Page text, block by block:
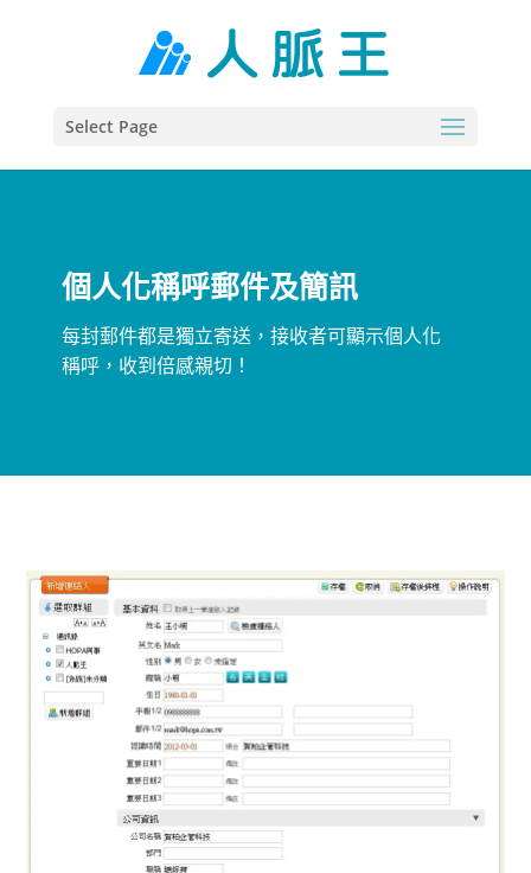
Select Page
個人化稱呼郵件及簡訊
每封郵件都是獨立寄送，接收者可顯示個人化
稱呼，收到倍感親切！